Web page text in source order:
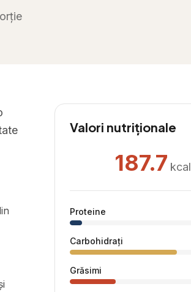
Valori nutriționale
187.7 kcal
Proteine
Carbohidrați
Grăsimi